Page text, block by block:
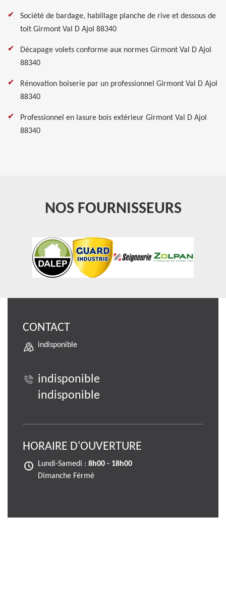
Société de bardage, habillage planche de rive et dessous de
toit Girmont Val D Ajol 88340
Décapage volets conforme aux normes Girmont Val D Ajol
88340
Rénovation boiserie par un professionnel Girmont Val D Ajol
88340
Professionnel en lasure bois extérieur Girmont Val D Ajol
88340
NOS FOURNISSEURS
CONTACT
indisponible
indisponible
indisponible
HORAIRE D'OUVERTURE
Lundi-Samedi : 8h00 - 18h00
Dimanche Férmé